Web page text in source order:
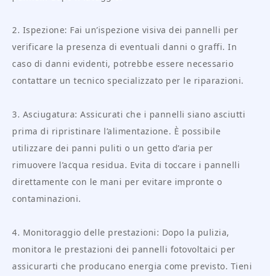
2. Ispezione: Fai un’ispezione visiva dei pannelli per
verificare la presenza di eventuali danni o graffi. In
caso di danni evidenti, potrebbe essere necessario
contattare un tecnico specializzato per le riparazioni.
3. Asciugatura: Assicurati che i pannelli siano asciutti
prima di ripristinare l’alimentazione. È possibile
utilizzare dei panni puliti o un getto d’aria per
rimuovere l’acqua residua. Evita di toccare i pannelli
direttamente con le mani per evitare impronte o
contaminazioni.
4. Monitoraggio delle prestazioni: Dopo la pulizia,
monitora le prestazioni dei pannelli fotovoltaici per
assicurarti che producano energia come previsto. Tieni